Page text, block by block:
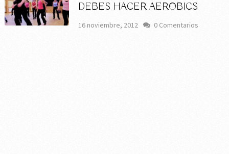
DEBES HACER AEROBICS
16 noviembre, 2012 0 Comentarios